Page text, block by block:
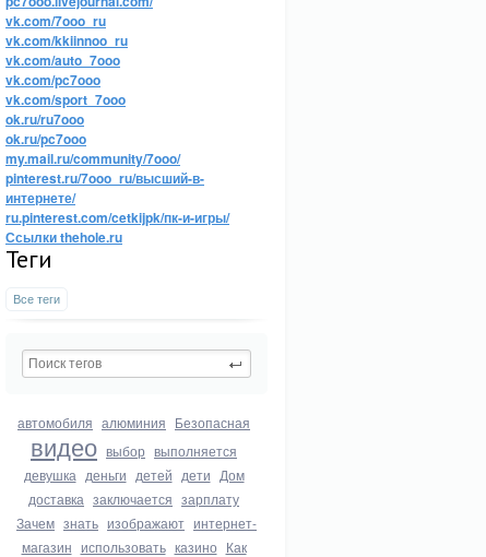
vk.com/7ooo_ru
vk.com/kkiinnoo_ru
vk.com/auto_7ooo
vk.com/pc7ooo
vk.com/sport_7ooo
ok.ru/ru7ooo
ok.ru/pc7ooo
my.mail.ru/community/7ooo/
pinterest.ru/7ooo_ru/высший-в-
интернете/
ru.pinterest.com/cetkijpk/пк-и-игры/
Ссылки thehole.ru
Теги
Все теги
автомобиля алюминия Безопасная
видео выбор выполняется
девушка деньги детей дети Дом
доставка заключается зарплату
Зачем знать изображают интернет-
магазин использовать казино Как